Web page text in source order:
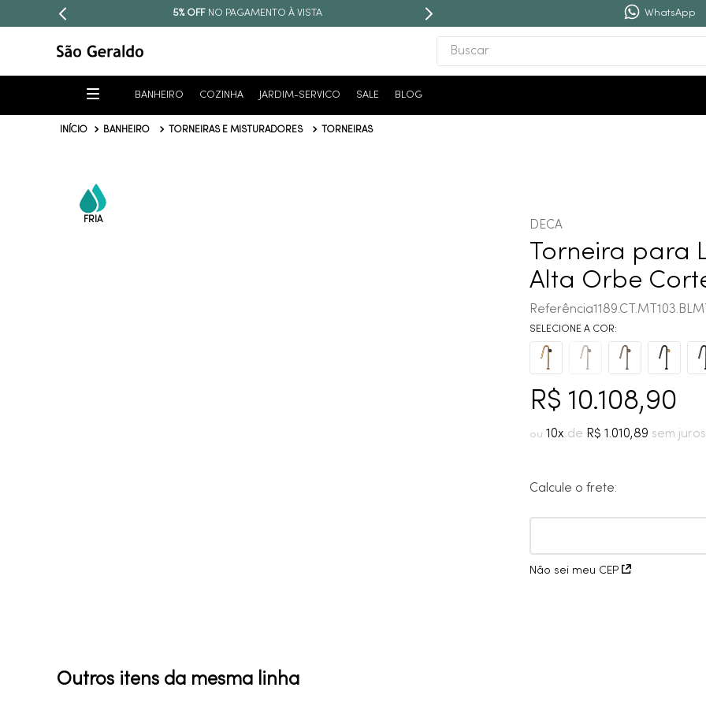
5% OFF NO PAGAMENTO À VISTA 10X SEM JUROS
WhatsApp
Buscar
BANHEIRO COZINHA JARDIM-SERVICO SALE BLOG
BANHEIRO TORNEIRAS E MISTURADORES TORNEIRAS
DECA
Torneira para
Alta Orbe
Referência1189.CT.MT103.BLMT
R$ 10.108,90
10 R$ 1 .010,89
Calcule o frete:
Não sei meu CEP
Outros itens da mesma linha
cobre escovado
grafite escovado